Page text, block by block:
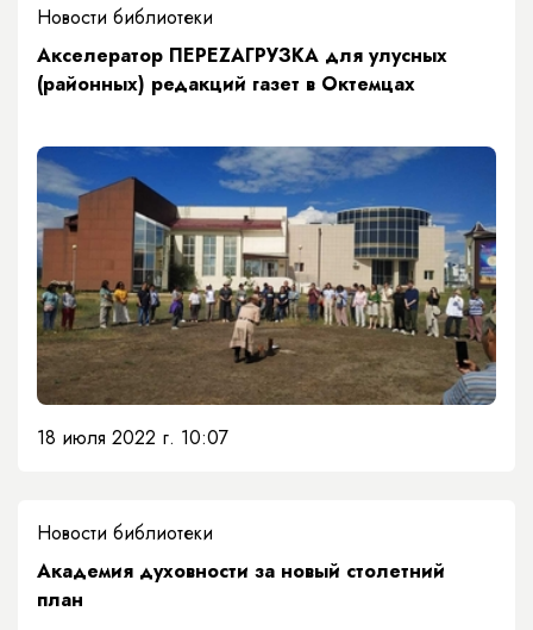
Новости библиотеки
Акселератор ПЕРЕZАГРУЗКА для улусных
(районных) редакций газет в Октемцах
18 июля 2022 г. 10:07
Новости библиотеки
Академия духовности за новый столетний
план